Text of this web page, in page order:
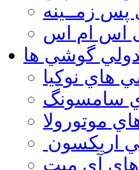
زمــينه
اس ام اس
گوشي ها
هاي نوكيا
سامسونگ
موتورولا
اريكسون
آی میت